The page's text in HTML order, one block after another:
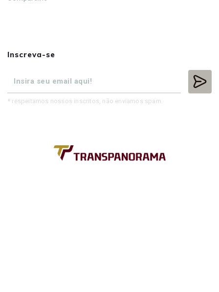
Inscreva-se
* respeitamos nossos inscritos, não enviamos spam.